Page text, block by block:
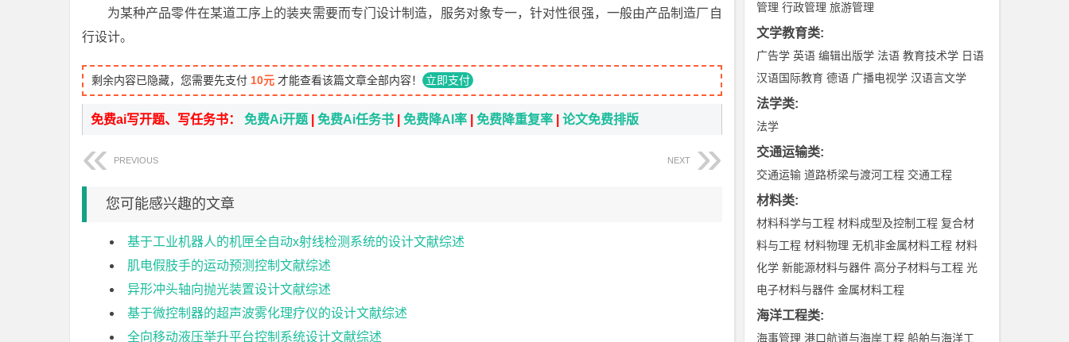
为某种产品零件在某道工序上的装夹需要而专门设计制造，服务对象专一，针对性很强，一般由产品制造厂自
行设计。
剩余内容已隐藏，您需要先支付 10元 才能查看该篇文章全部内容！ 立即支付
免费ai写开题、写任务书： 免费Ai开题 免费Ai任务书 免费降AI率 免费降重复率 论文免费排版
PREVIOUS NEXT
您可能感兴趣的文章
基于工业机器人的机匣全自动x射线检测系统的设计文献综述
肌电假肢手的运动预测控制文献综述
异形冲头轴向抛光装置设计文献综述
基于微控制器的超声波雾化理疗仪的设计文献综述
全向移动液压举升平台控制系统设计文献综述
管理 行政管理 旅游管理
文学教育类:
广告学 英语 编辑出版学 法语 教育技术学 日语
汉语国际教育 德语 广播电视学 汉语言文学
法学类:
法学
交通运输类:
交通运输 道路桥梁与渡河工程 交通工程
材料类:
材料科学与工程 材料成型及控制工程 复合材
料与工程 材料物理 无机非金属材料工程 材料
化学 新能源材料与器件 高分子材料与工程 光
电子材料与器件 金属材料工程
海洋工程类:
海事管理 港口航道与海岸工程 船舶与海洋工